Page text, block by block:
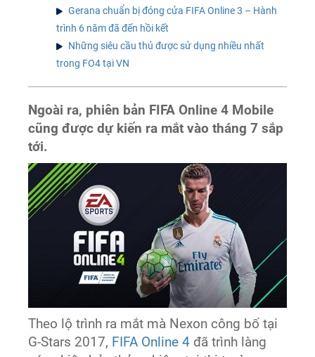
Gerana chuẩn bị đóng cửa FIFA Online 3 – Hành
trình 6 năm đã đến hồi kết
Những siêu cầu thủ được sử dụng nhiều nhất
trong FO4 tại VN
Ngoài ra, phiên bản FIFA Online 4 Mobile
cũng được dự kiến ra mắt vào tháng 7 sắp
tới.
Theo lộ trình ra mắt mà Nexon công bố tại
G-Stars 2017, FIFA Online 4 đã trình làng